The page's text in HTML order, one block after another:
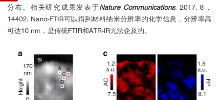
分布。相关研究成果发表于Nature Communications, 2017, 8，
14402. Nano-FTIR可以得到材料纳米分辨率的化学信息，分辨率高
可达10 nm，是传统FTIR和ATR-IR无法企及的。